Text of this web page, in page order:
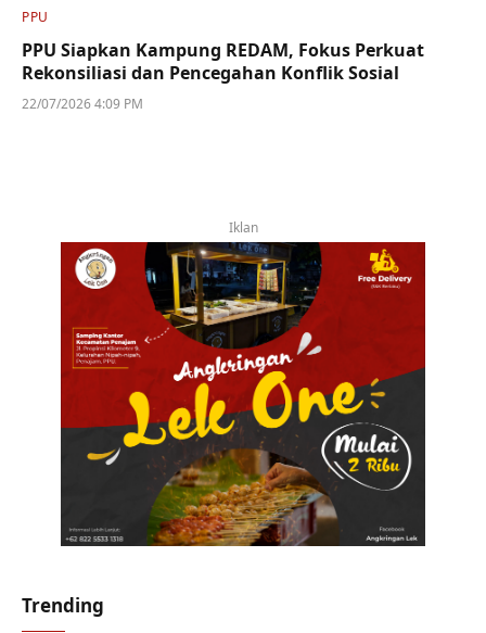
PPU
PPU Siapkan Kampung REDAM, Fokus Perkuat
Rekonsiliasi dan Pencegahan Konflik Sosial
22/07/2026 4:09 PM
Iklan
Trending